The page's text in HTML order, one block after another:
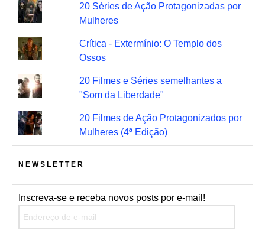
20 Séries de Ação Protagonizadas por
Mulheres
Crítica - Extermínio: O Templo dos
Ossos
20 Filmes e Séries semelhantes a
"Som da Liberdade"
20 Filmes de Ação Protagonizados por
Mulheres (4ª Edição)
NEWSLETTER
Inscreva-se e receba novos posts por e-mail!